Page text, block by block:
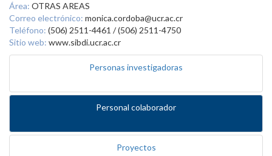
Área: OTRAS AREAS
Correo electrónico: monica.cordoba@ucr.ac.cr
Teléfono: (506) 2511-4461 / (506) 2511-4750
Sitio web: www.sibdi.ucr.ac.cr
Personas investigadoras
Personal colaborador
Proyectos